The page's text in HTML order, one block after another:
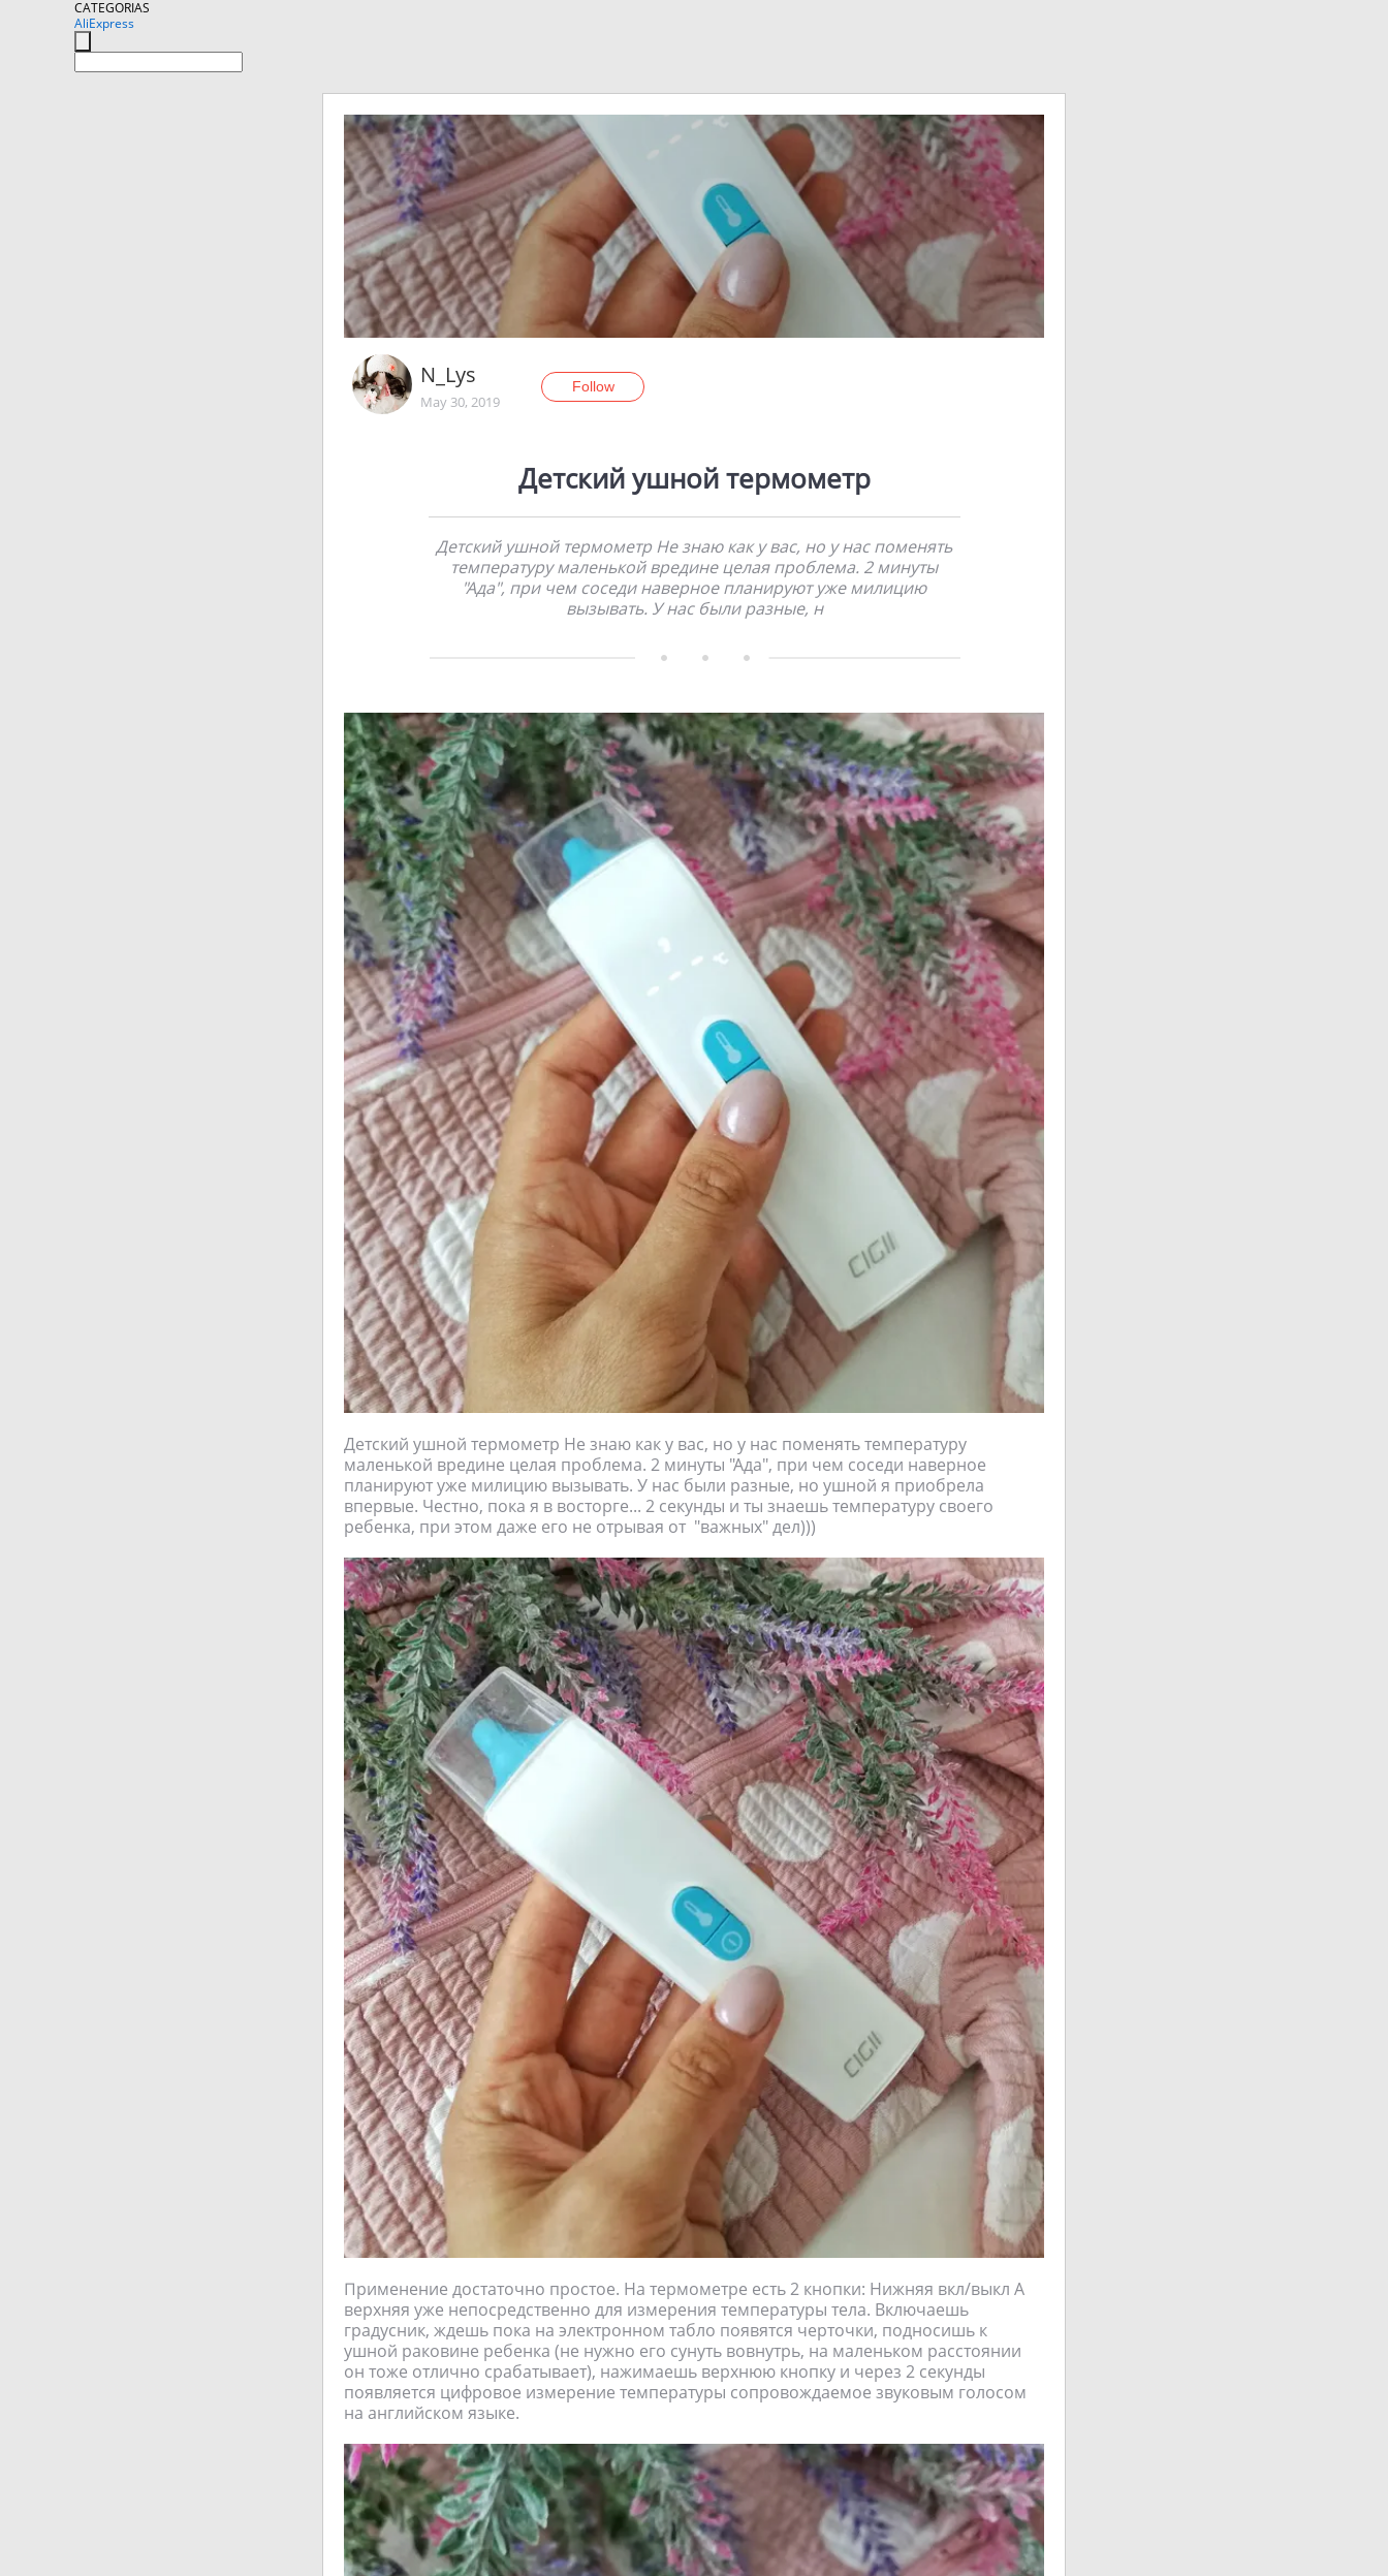
CATEGORIAS
AliExpress
N_Lys
May 30, 2019
Follow
Детский ушной термометр
Детский ушной термометр Не знаю как у вас, но у нас поменять
температуру маленькой вредине целая проблема. 2 минуты
"Ада", при чем соседи наверное планируют уже милицию
вызывать. У нас были разные, н
Детский ушной термометр Не знаю как у вас, но у нас поменять температуру
маленькой вредине целая проблема. 2 минуты "Ада", при чем соседи наверное
планируют уже милицию вызывать. У нас были разные, но ушной я приобрела
впервые. Честно, пока я в восторге... 2 секунды и ты знаешь температуру своего
ребенка, при этом даже его не отрывая от "важных" дел)))
Применение достаточно простое. На термометре есть 2 кнопки: Нижняя вкл/выкл А
верхняя уже непосредственно для измерения температуры тела. Включаешь
градусник, ждешь пока на электронном табло появятся черточки, подносишь к
ушной раковине ребенка (не нужно его сунуть вовнутрь, на маленьком расстоянии
он тоже отлично срабатывает), нажимаешь верхнюю кнопку и через 2 секунды
появляется цифровое измерение температуры сопровождаемое звуковым голосом
на английском языке.